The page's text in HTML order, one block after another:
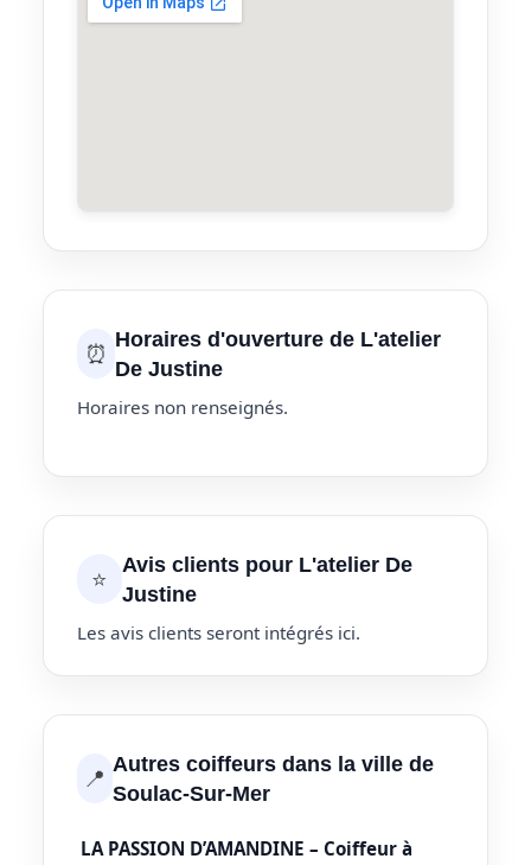
⏰ Horaires d'ouverture de L'atelier
De Justine
Horaires non renseignés.
⭐
Avis clients pour L'atelier De
Justine
Les avis clients seront intégrés ici.
📍 Autres coiffeurs dans la ville de
Soulac-Sur-Mer
LA PASSION D’AMANDINE – Coiffeur à